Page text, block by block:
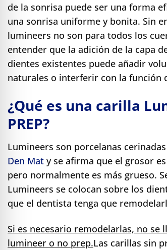
de la sonrisa puede ser una forma
una sonrisa uniforme y bonita. Sin
lumineers no son para todos los
entender que la adición de la capa
dientes existentes puede añadir
naturales o interferir con la función
¿Qué es una carilla
PREP?
Lumineers son porcelanas
Den Mat y se afirma que el grosor
pero normalmente es más grueso.
Lumineers se colocan sobre los
que el dentista tenga que
Si es necesario remodelarlas, no se
lumineer o no prep.Las carillas sin